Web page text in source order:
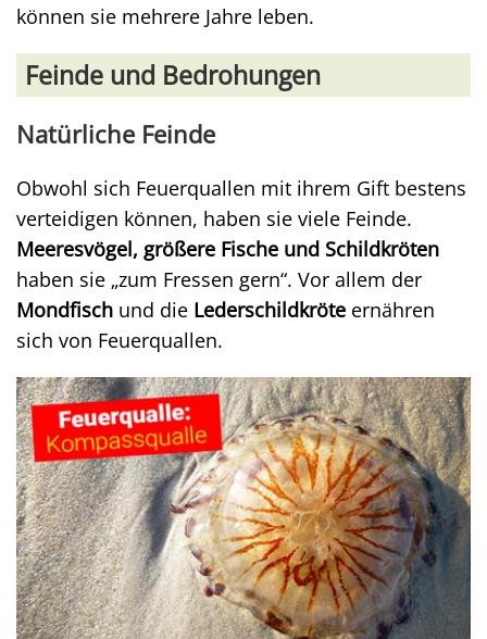
können sie mehrere Jahre leben.
Feinde und Bedrohungen
Natürliche Feinde
Obwohl sich Feuerquallen mit ihrem Gift bestens
verteidigen können, haben sie viele Feinde.
Meeresvögel, größere Fische und Schildkröten
haben sie „zum Fressen gern“. Vor allem der
Mondfisch und die Lederschildkröte ernähren
sich von Feuerquallen.